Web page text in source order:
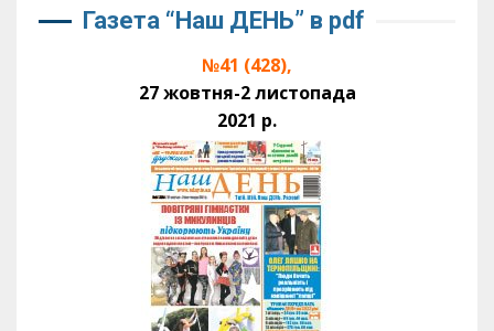
Газета “Наш ДЕНЬ” в pdf
№41 (428),
27 жовтня-2 листопада
2021 р.